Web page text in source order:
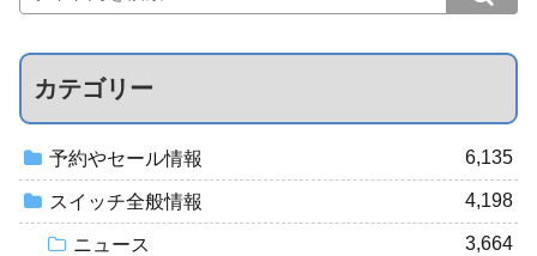
カテゴリー
予約やセール情報 6,135
スイッチ全般情報 4,198
ニュース 3,664